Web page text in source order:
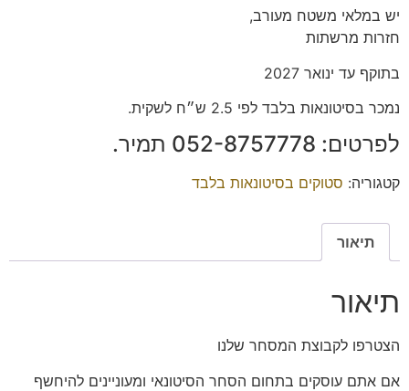
יש במלאי משטח מעורב,
חזרות מרשתות
בתוקף עד ינואר 2027
נמכר בסיטונאות בלבד לפי 2.5 ש״ח לשקית.
לפרטים: 052-8757778 תמיר.
קטגוריה: סטוקים בסיטונאות בלבד
תיאור
תיאור
הצטרפו לקבוצת המסחר שלנו
אם אתם עוסקים בתחום הסחר הסיטונאי ומעוניינים להיחשף